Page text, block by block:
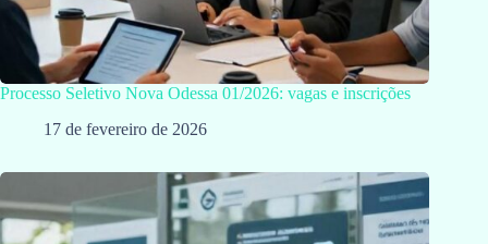
Processo Seletivo Nova Odessa 01/2026: vagas e inscrições
17 de fevereiro de 2026